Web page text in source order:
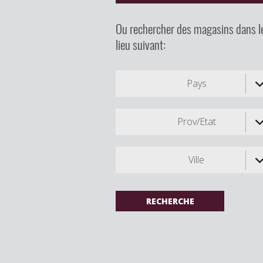
Ou rechercher des magasins dans
lieu suivant:
Pays
Prov/Etat
Ville